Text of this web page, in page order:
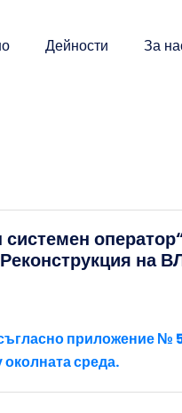
Дейности За
на
приложение № 5
среда.